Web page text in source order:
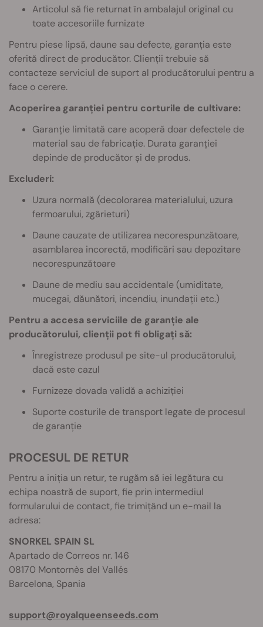
Articolul să fie returnat în ambalajul original cu
toate accesoriile furnizate
Pentru piese lipsă, daune sau defecte, garanția este
oferită direct de producător. Clienții trebuie să
contacteze serviciul de suport al producătorului pentru a
face o cerere.
Acoperirea garanției pentru corturile de cultivare:
Garanție limitată care acoperă doar defectele de
material sau de fabricație. Durata garanției
depinde de producător și de produs.
Excluderi:
Uzura normală (decolorarea materialului, uzura
fermoarului, zgârieturi)
Daune cauzate de utilizarea necorespunzătoare,
asamblarea incorectă, modificări sau depozitare
necorespunzătoare
Daune de mediu sau accidentale (umiditate,
mucegai, dăunători, incendiu, inundații etc.)
Pentru a accesa serviciile de garanție ale
producătorului, clienții pot fi obligați să:
Înregistreze produsul pe site-ul producătorului,
dacă este cazul
Furnizeze dovada validă a achiziției
Suporte costurile de transport legate de procesul
de garanție
PROCESUL DE RETUR
Pentru a iniția un retur, te rugăm să iei legătura cu
echipa noastră de suport, fie prin intermediul
formularului de contact, fie trimițând un e-mail la
adresa:
SNORKEL SPAIN SL
Apartado de Correos nr. 146
08170 Montornès del Vallés
Barcelona, Spania
support@royalqueenseeds.com